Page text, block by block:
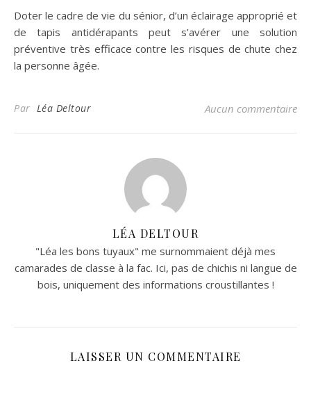
Doter le cadre de vie du sénior, d’un éclairage approprié et
de tapis antidérapants peut s’avérer une solution
préventive très efficace contre les risques de chute chez
la personne âgée.
Par Léa Deltour Aucun commentaire
LÉA DELTOUR
"Léa les bons tuyaux" me surnommaient déjà mes
camarades de classe à la fac. Ici, pas de chichis ni langue de
bois, uniquement des informations croustillantes !
LAISSER UN COMMENTAIRE